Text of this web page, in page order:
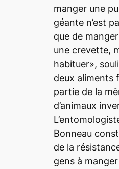
manger une
géante n’est
que de manger
une crevette,
habituer»,
deux aliments
partie de la
d’animaux
Bonneau
de la
gens à